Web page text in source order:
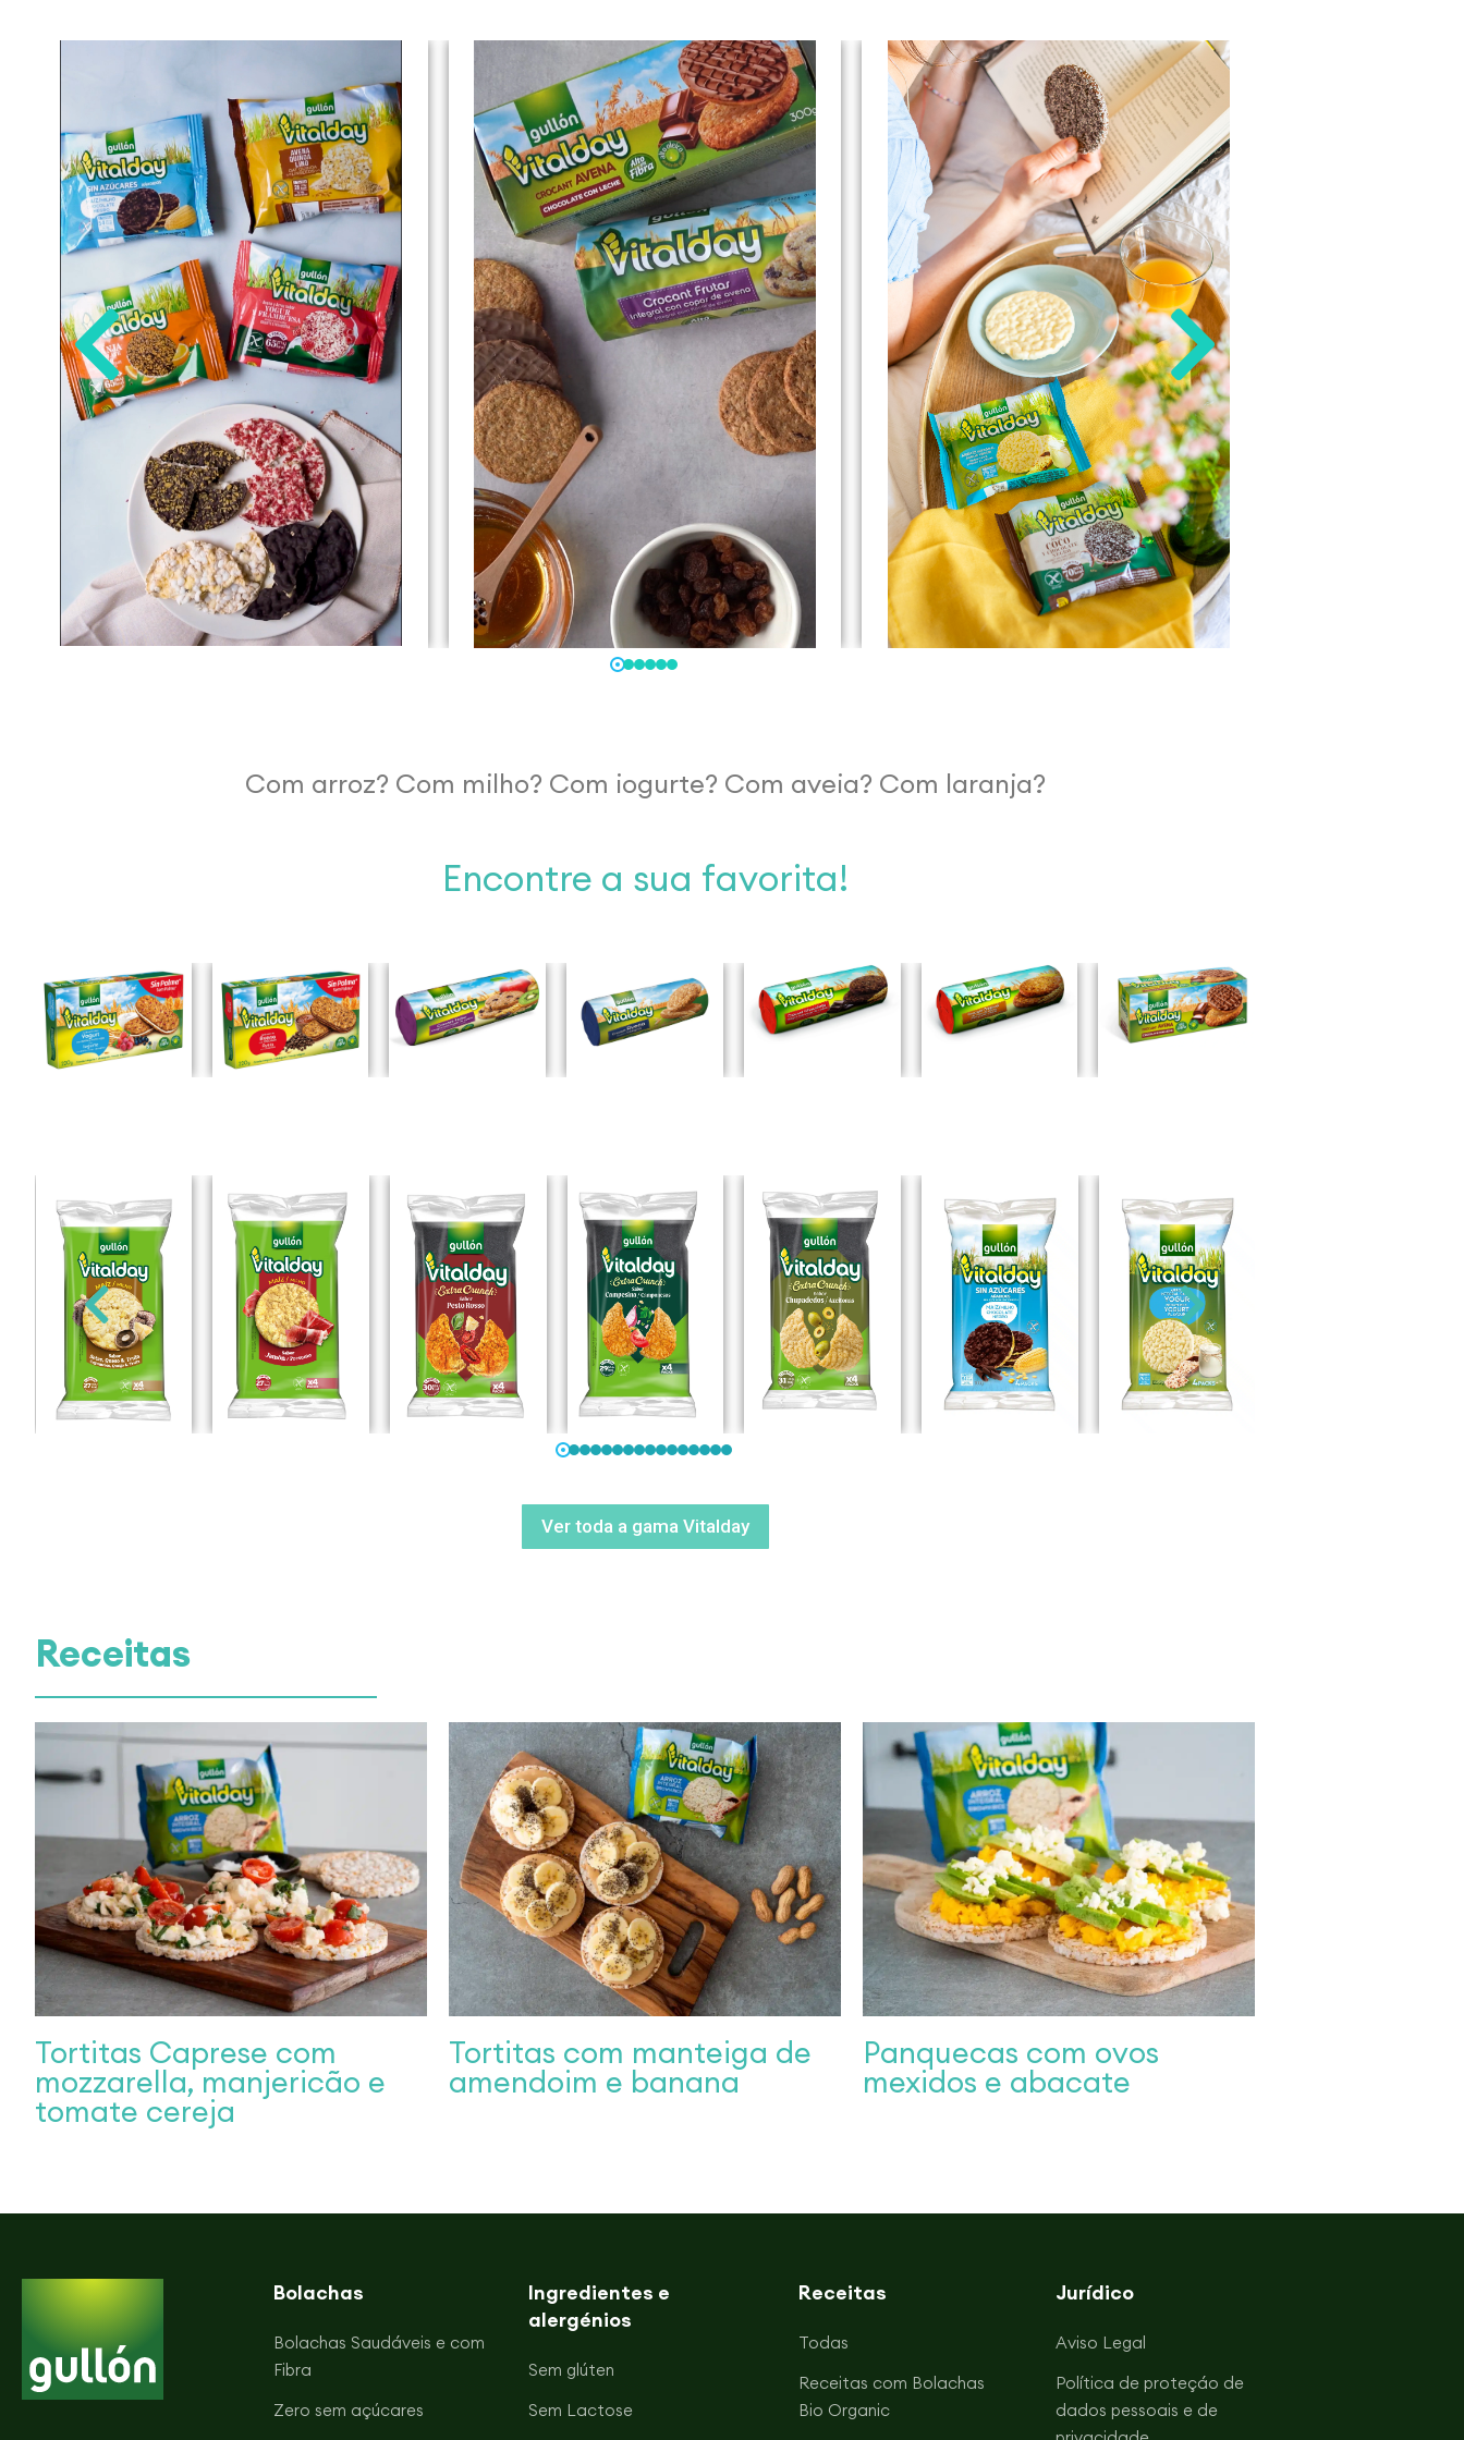
Com arroz? Com milho? Com iogurte? Com aveia? Com laranja?
Encontre a sua favorita!​
Ver toda a gama Vitalday
Receitas
Tortitas Caprese com
mozzarella, manjericão e
tomate cereja
Tortitas com manteiga de
amendoim e banana
Panquecas com ovos
mexidos e abacate
Bolachas
Bolachas Saudáveis e com
Fibra
Zero sem açúcares
Ingredientes e
alergénios
Sem glúten
Sem Lactose
Receitas
Todas
Receitas com Bolachas
Bio Organic
Jurídico
Aviso Legal
Política de proteçáo de
dados pessoais e de